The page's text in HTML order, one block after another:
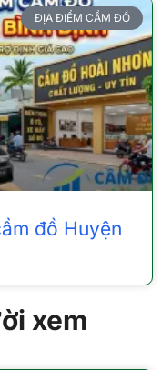
ĐỊA ĐIỂM CẦM ĐỒ
đồ Huyện
xem